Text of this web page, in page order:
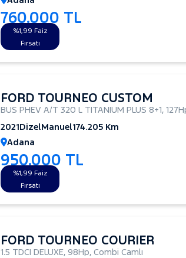
760.000 TL
%1,99 Faiz
Fırsatı
FORD TOURNEO CUSTOM
BUS PHEV A/T 320 L TITANIUM PLUS 8+1,
2021DizelManuel174.205 Km
Adana
950.000 TL
%1,99 Faiz
Fırsatı
FORD TOURNEO COURIER
1.5 TDCI DELUXE, 98Hp, Combi Camlı